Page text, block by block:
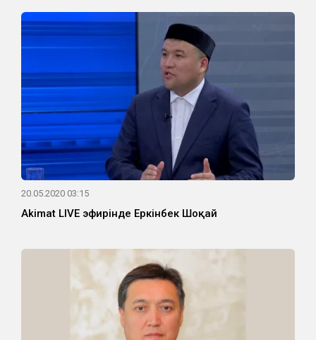
20.05.2020 03:15
Akimat LIVE эфирінде Еркінбек Шоқай